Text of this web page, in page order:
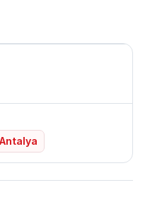
imkânı
çevresindeki termal
yemeği otelde alınır.
yararlanabilir —
sunulur.
Dönüş
Antalya